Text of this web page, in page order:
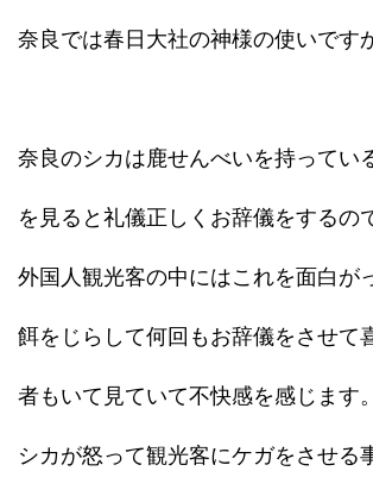
奈良では春日大社の神様の使いです
奈良のシカは鹿せんべいを持ってい
を見ると礼儀正しくお辞儀をするの
外国人観光客の中にはこれを面白が
餌をじらして何回もお辞儀をさせて
者もいて見ていて不快感を感じます。
シカが怒って観光客にケガをさせる